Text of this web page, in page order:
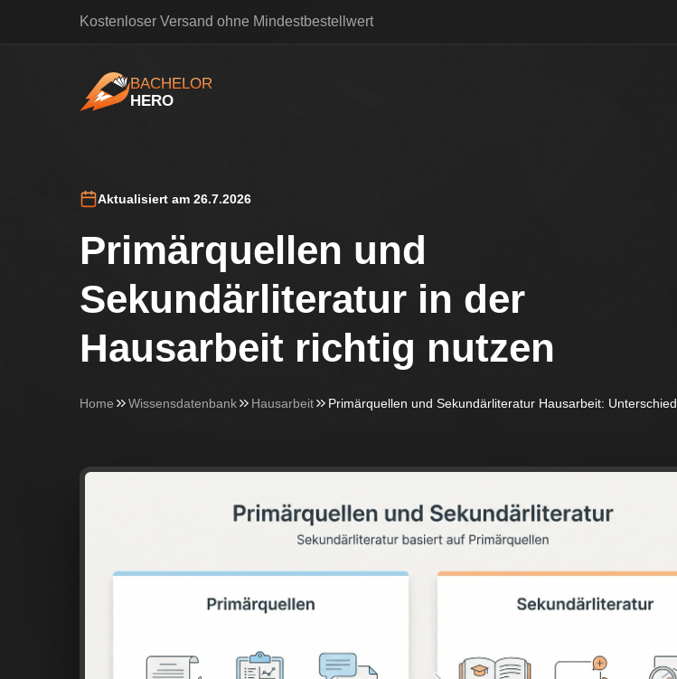
Kostenloser Versand ohne Mindestbestellwert
BachelorHero
BACHELOR
HERO
Aktualisiert am 26.7.2026
Primärquellen und
Sekundärliteratur in der
Hausarbeit richtig nutzen
Home Wissensdatenbank Hausarbeit Primärquellen und Sekundärliteratur Hausarbeit: Unterschied